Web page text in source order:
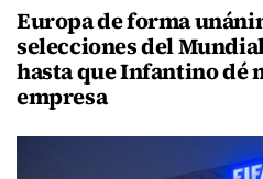
Europa de forma
selecciones del
hasta que Infantino dé
empresa